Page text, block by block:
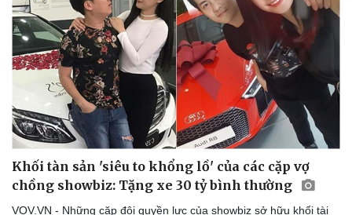
Doanh nghiệp
Thông tin doanh nghiệp
Doanh nghiệp 24h
Doanh nhân
Vì cộng đồng
Công nghệ
Sành điệu
Tin Công nghệ
Trải nghiệm
Chuyển đổi số
Khối tàn sản 'siêu to khổng lồ' của các cặp vợ
chồng showbiz: Tặng xe 30 tỷ bình thường
VOV.VN - Những cặp đôi quyền lực của showbiz sở hữu khối tài